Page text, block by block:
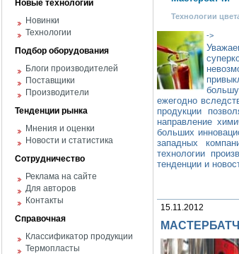
Новые технологии
Новинки
Технологии
Подбор оборудования
Блоги производителей
Поставщики
Производители
Тенденции рынка
Мнения и оценки
Новости и статистика
Сотрудничество
Реклама на сайте
Для авторов
Контакты
Справочная
Классификатор продукции
Термопласты
Технологии
->
ежегодно
продукции
направление
больших
западных
технологии
тенденции и
15.11.2012